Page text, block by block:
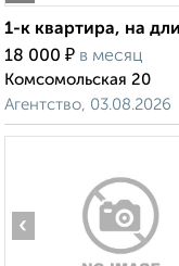
1-к квартира, на
18 000 ₽ в месяц
Комсомольская 20
Агентство, 03.08.2026
‹